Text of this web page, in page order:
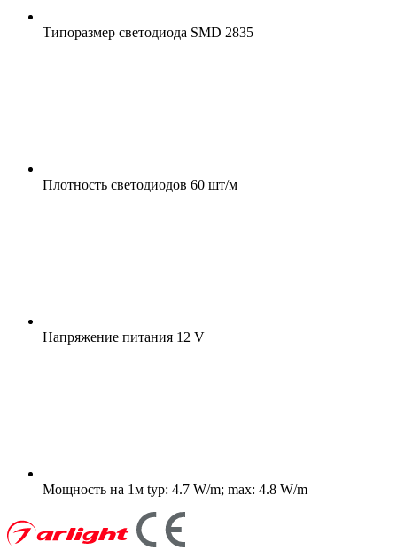
Типоразмер светодиода SMD 2835
Плотность светодиодов 60 шт/м
Напряжение питания 12 V
Мощность на 1м typ: 4.7 W/m; max: 4.8 W/m